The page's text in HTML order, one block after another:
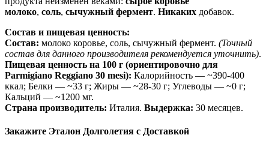
молоко, соль, сычужный фермент. Никаких добавок.
Состав и пищевая ценность:
Состав: молоко коровье, соль, сычужный фермент. (Точный
состав для данного производителя рекомендуется уточнить).
Пищевая ценность на 100 г (ориентировочно для
Parmigiano Reggiano 30 mesi): Калорийность — ~390-400
ккал; Белки — ~33 г; Жиры — ~28-30 г; Углеводы — ~0 г;
Кальций — ~1200 мг.
Страна производитель: Италия. Выдержка: 30 месяцев.
Закажите Эталон Долголетия с Доставкой